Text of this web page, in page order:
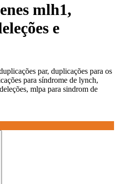
mlh1,
e
par, duplicações para os
para síndrome de lynch,
mlpa para sindrom de